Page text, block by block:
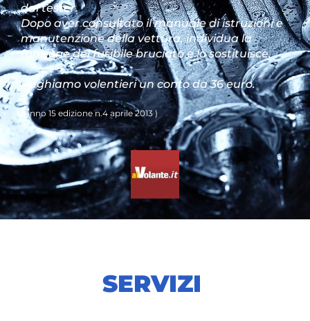
dal tester.
Dopo aver consultato il manuale di istruzioni e
manutenzione della vettura, individua la
funzione del fusibile bruciato e lo sostituisce.
Paghiamo volentieri un conto da 36 euro.
(Anno 15 edizione n.4 aprile 2013 )
SERVIZI